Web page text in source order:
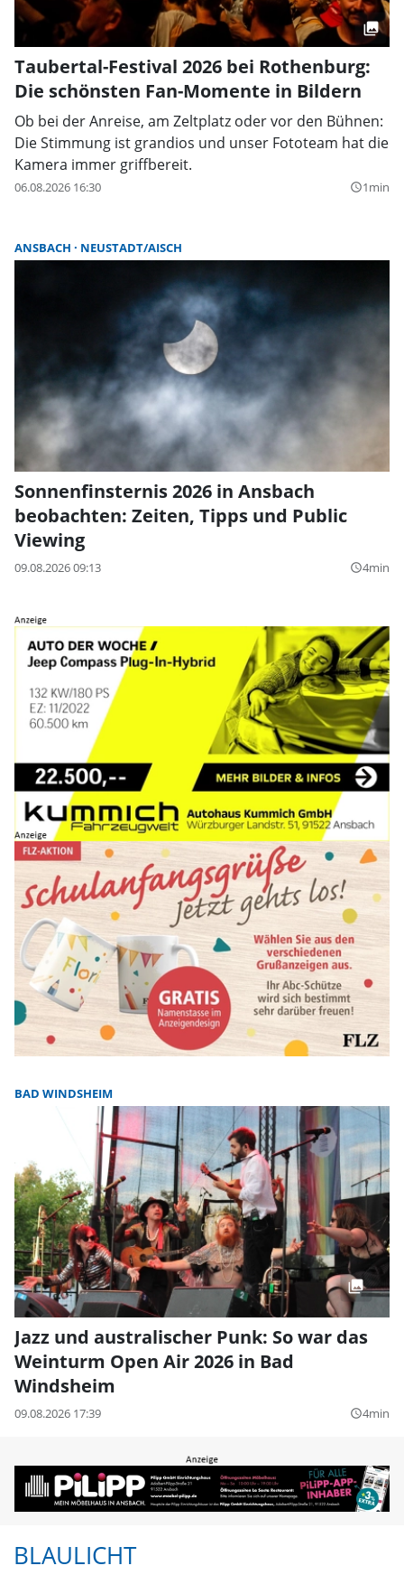
Taubertal-Festival 2026 bei Rothenburg:
Die schönsten Fan-Momente in Bildern
Ob bei der Anreise, am Zeltplatz oder vor den Bühnen:
Die Stimmung ist grandios und unser Fototeam hat die
Kamera immer griffbereit.
06.08.2026 16:30 query_builder1min
ANSBACH NEUSTADT/AISCH
Sonnenfinsternis 2026 in Ansbach
beobachten: Zeiten, Tipps und Public
Viewing
09.08.2026 09:13 query_builder4min
BAD WINDSHEIM
Jazz und australischer Punk: So war das
Weinturm Open Air 2026 in Bad
Windsheim
09.08.2026 17:39 query_builder4min
BLAULICHT